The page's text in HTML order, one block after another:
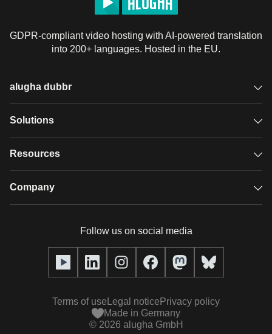
GDPR-compliant video hosting with AI-powered translation
into 200+ languages. Hosted in the EU.
alugha dubbr
Overview
Glossary
Solutions
GDPR video hosting
Resources
Case studies
alugha Academy
Company
Our team
Press (media kit)
Follow us on social media
© 2026 alugha GmbH
Made in Germany
Terms of use Legal notice Privacy policy